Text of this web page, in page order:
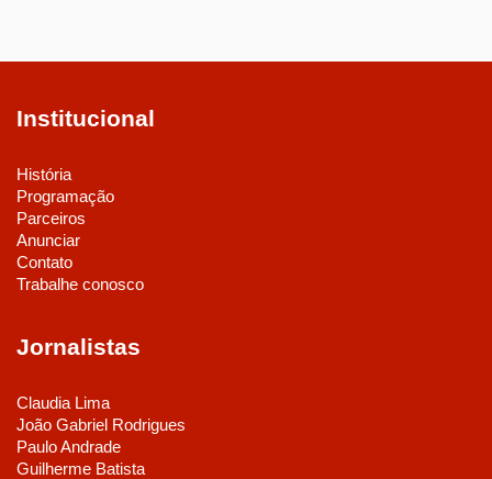
Institucional
História
Programação
Parceiros
Anunciar
Contato
Trabalhe conosco
Jornalistas
Claudia Lima
João Gabriel Rodrigues
Paulo Andrade
Guilherme Batista